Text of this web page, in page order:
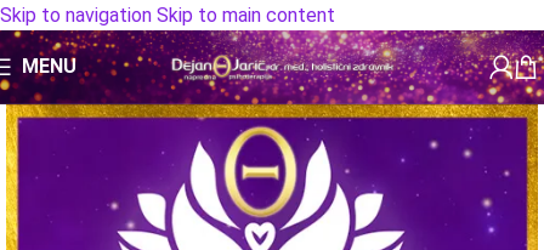
Skip to navigation Skip to main content
MENU